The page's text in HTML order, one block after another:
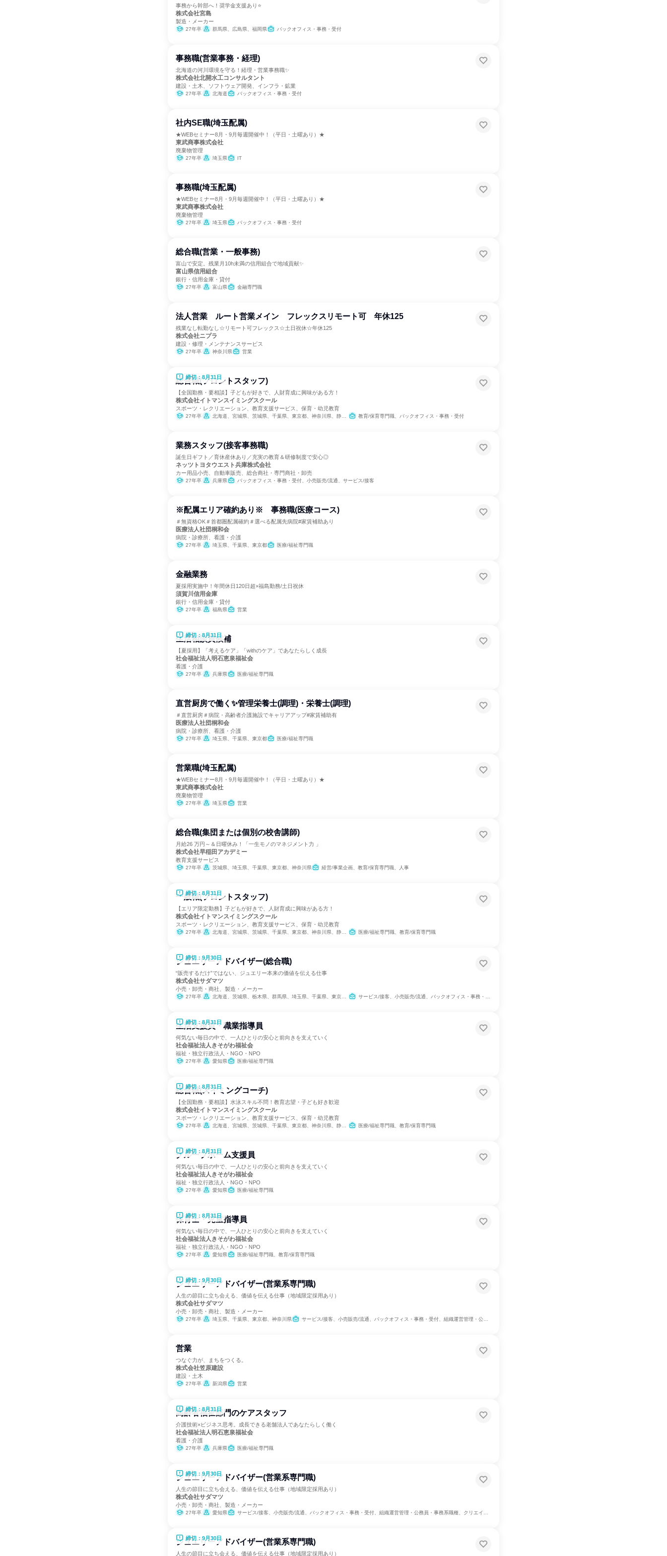
事務から幹部へ！奨学金支援あり⭐
株式会社宮島
製造・メーカー
27年卒 群馬県、広島県、福岡県 バックオフィス・事務・受付
事務職(営業事務・経理)
北海道の河川環境を守る！経理・営業事務職✨
株式会社北開水工コンサルタント
建設・土木、ソフトウェア開発、インフラ・鉱業
27年卒 北海道 バックオフィス・事務・受付
社内SE職(埼玉配属)
★WEBセミナー8月・9月毎週開催中！（平日・土曜あり）★
東武商事株式会社
廃棄物管理
27年卒 埼玉県 IT
事務職(埼玉配属)
★WEBセミナー8月・9月毎週開催中！（平日・土曜あり）★
東武商事株式会社
廃棄物管理
27年卒 埼玉県 バックオフィス・事務・受付
総合職(営業・一般事務)
富山で安定。残業月10h未満の信用組合で地域貢献✨
富山県信用組合
銀行・信用金庫・貸付
27年卒 富山県 金融専門職
法人営業 ルート営業メイン フレックスリモート可 年休125
残業なし転勤なし☆リモート可フレックス☆土日祝休☆年休125
株式会社ニプラ
建設・修理・メンテナンスサービス
27年卒 神奈川県 営業
締切：8月31日
総合職(フロントスタッフ)
【全国勤務・要相談】子どもが好きで、人財育成に興味がある方！
株式会社イトマンスイミングスクール
スポーツ・レクリエーション、教育支援サービス、保育・幼児教育
27年卒 北海道、宮城県、茨城県、千葉県、東京都、神奈川県、静岡県、愛知県、三重県、京都府、大阪府、兵庫県、奈良県、福岡県 教育/保育専門職、バックオフィス・事務・受付
業務スタッフ(接客事務職)
誕生日ギフト／育休産休あり／充実の教育＆研修制度で安心◎
ネッツトヨタウエスト兵庫株式会社
カー用品小売、自動車販売、総合商社・専門商社・卸売
27年卒 兵庫県 バックオフィス・事務・受付、小売販売/流通、サービス/接客
※配属エリア確約あり※ 事務職(医療コース)
＃無資格OK＃首都圏配属確約＃選べる配属先病院#家賃補助あり
医療法人社団桐和会
病院・診療所、看護・介護
27年卒 埼玉県、千葉県、東京都 医療/福祉専門職
金融業務
夏採用実施中！年間休日120日超×福島勤務/土日祝休
須賀川信用金庫
銀行・信用金庫・貸付
27年卒 福島県 営業
締切：8月31日
生活相談員候補
【夏採用】「考えるケア」「withのケア」であなたらしく成長
社会福祉法人明石恵泉福祉会
看護・介護
27年卒 兵庫県 医療/福祉専門職
直営厨房で働く✨管理栄養士(調理)・栄養士(調理)
＃直営厨房＃病院・高齢者介護施設でキャリアアップ#家賃補助有
医療法人社団桐和会
病院・診療所、看護・介護
27年卒 埼玉県、千葉県、東京都 医療/福祉専門職
営業職(埼玉配属)
★WEBセミナー8月・9月毎週開催中！（平日・土曜あり）★
東武商事株式会社
廃棄物管理
27年卒 埼玉県 営業
総合職(集団または個別の校舎講師)
月給26 万円～＆日曜休み！「一生モノのマネジメント力 」
株式会社早稲田アカデミー
教育支援サービス
27年卒 茨城県、埼玉県、千葉県、東京都、神奈川県 経営/事業企画、教育/保育専門職、人事
締切：8月31日
一般職(フロントスタッフ)
【エリア限定勤務】子どもが好きで、人財育成に興味がある方！
株式会社イトマンスイミングスクール
スポーツ・レクリエーション、教育支援サービス、保育・幼児教育
27年卒 北海道、宮城県、茨城県、千葉県、東京都、神奈川県、静岡県、愛知県、三重県、京都府、大阪府、兵庫県、奈良県、福岡県 医療/福祉専門職、教育/保育専門職
締切：9月30日
ジュエリーアドバイザー(総合職)
“販売するだけ”ではない、ジュエリー本来の価値を伝える仕事
株式会社サダマツ
小売・卸売・商社、製造・メーカー
27年卒 北海道、茨城県、栃木県、群馬県、埼玉県、千葉県、東京都、神奈川県、新潟県、長野県、静岡県、愛知県、京都府、大阪府、兵庫県、奈良県、岡山県、広島県、香川県、福岡県、佐賀県、長崎県、熊本県、大分県、宮崎県、鹿児島県、沖縄県 サービス/接客、小売販売/流通、バックオフィス・事務・受付、組織運営管理・公務員・事務系職種、クリエイティブ/デザイン職、マーケティング・広報・広告・宣伝系職種
締切：8月31日
生活支援員・職業指導員
何気ない毎日の中で、一人ひとりの安心と前向きを支えていく
社会福祉法人きそがわ福祉会
福祉・独立行政法人・NGO・NPO
27年卒 愛知県 医療/福祉専門職
締切：8月31日
総合職(スイミングコーチ)
【全国勤務・要相談】水泳スキル不問！教育志望・子ども好き歓迎
株式会社イトマンスイミングスクール
スポーツ・レクリエーション、教育支援サービス、保育・幼児教育
27年卒 北海道、宮城県、茨城県、千葉県、東京都、神奈川県、静岡県、愛知県、三重県、京都府、大阪府、兵庫県、奈良県、福岡県 医療/福祉専門職、教育/保育専門職
締切：8月31日
グループホーム支援員
何気ない毎日の中で、一人ひとりの安心と前向きを支えていく
社会福祉法人きそがわ福祉会
福祉・独立行政法人・NGO・NPO
27年卒 愛知県 医療/福祉専門職
締切：8月31日
保育士・児童指導員
何気ない毎日の中で、一人ひとりの安心と前向きを支えていく
社会福祉法人きそがわ福祉会
福祉・独立行政法人・NGO・NPO
27年卒 愛知県 医療/福祉専門職、教育/保育専門職
締切：9月30日
ジュエリーアドバイザー(営業系専門職)
人生の節目に立ち会える、価値を伝える仕事（地域限定採用あり）
株式会社サダマツ
小売・卸売・商社、製造・メーカー
27年卒 埼玉県、千葉県、東京都、神奈川県 サービス/接客、小売販売/流通、バックオフィス・事務・受付、組織運営管理・公務員・事務系職種、クリエイティブ/デザイン職、マーケティング・広報・広告・宣伝系職種
営業
つなぐ力が、まちをつくる。
株式会社笠原建設
建設・土木
27年卒 新潟県 営業
締切：8月31日
高齢者福祉部門のケアスタッフ
介護技術×ビジネス思考。成長できる老舗法人であなたらしく働く
社会福祉法人明石恵泉福祉会
看護・介護
27年卒 兵庫県 医療/福祉専門職
締切：9月30日
ジュエリーアドバイザー(営業系専門職)
人生の節目に立ち会える、価値を伝える仕事（地域限定採用あり）
株式会社サダマツ
小売・卸売・商社、製造・メーカー
27年卒 愛知県 サービス/接客、小売販売/流通、バックオフィス・事務・受付、組織運営管理・公務員・事務系職種、クリエイティブ/デザイン職、マーケティング・広報・広告・宣伝系職種
締切：9月30日
ジュエリーアドバイザー(営業系専門職)
人生の節目に立ち会える、価値を伝える仕事（地域限定採用あり）